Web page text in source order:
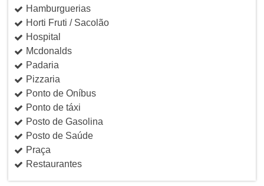
Hamburguerias
Horti Fruti / Sacolão
Hospital
Mcdonalds
Padaria
Pizzaria
Ponto de Oníbus
Ponto de táxi
Posto de Gasolina
Posto de Saúde
Praça
Restaurantes